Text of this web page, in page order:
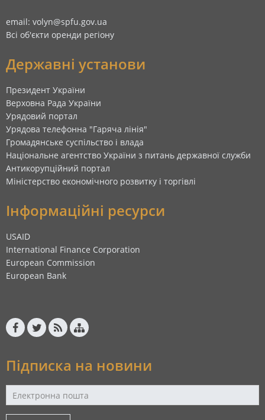
email: volyn@spfu.gov.ua
Всі об'єкти оренди регіону
Державні установи
Президент України
Верховна Рада України
Урядовий портал
Урядова телефонна "Гаряча лінія"
Громадянське суспільство і влада
Національне агентство України з питань державної служби
Антикорупційний портал
Міністерство економічного розвитку і торгівлі
Інформаційні ресурси
USAID
International Finance Corporation
European Commission
European Bank
Підписка на новини